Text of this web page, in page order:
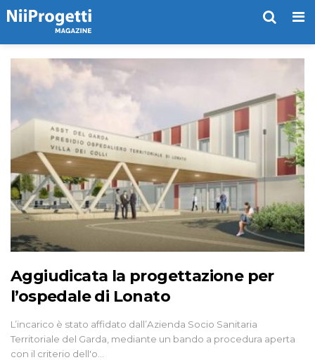
Aggiudicata la progettazione per
l’ospedale di Lonato
L’incarico è stato affidato dall’Azienda Socio Sanitaria
Territoriale del Garda, mediante un bando a procedura aperta
con il criterio dell'o…